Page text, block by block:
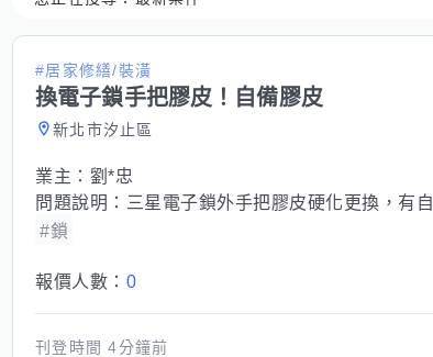
#居家修繕/裝潢
換電子鎖手把膠皮！自備膠皮
新北市汐止區
業主： 劉*忠
問題說明： 三星電子鎖外手把膠皮硬化更換，有
#鎖
報價人數： 0
刊登時間4分鐘前